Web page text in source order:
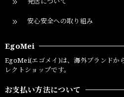
安心安全への取り組み
EgoMei
EgoMei(エゴメイ)は、海外ブランドか
レクトショップです。
お支払い方法について